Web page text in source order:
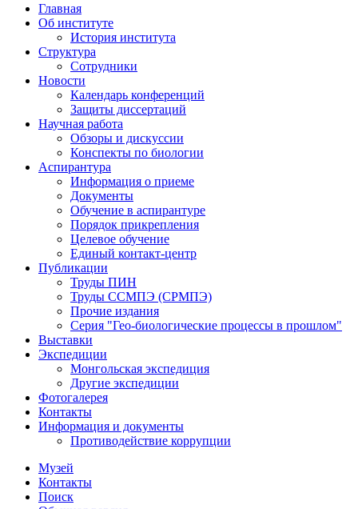
Главная
Об институте
История института
Структура
Сотрудники
Новости
Календарь конференций
Защиты диссертаций
Научная работа
Обзоры и дискуссии
Конспекты по биологии
Аспирантура
Информация о приеме
Документы
Обучение в аспирантуре
Порядок прикрепления
Целевое обучение
Единый контакт-центр
Публикации
Труды ПИН
Труды ССМПЭ (СРМПЭ)
Прочие издания
Серия "Гео-биологические процессы в прошлом"
Выставки
Экспедиции
Монгольская экспедиция
Другие экспедиции
Фотогалерея
Контакты
Информация и документы
Противодействие коррупции
Музей
Контакты
Поиск